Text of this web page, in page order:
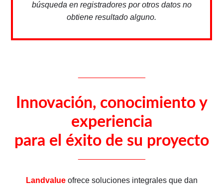
búsqueda en registradores por otros datos no
obtiene resultado alguno.
Innovación, conocimiento y
experiencia
para el éxito de su proyecto
Landvalue ofrece soluciones integrales que dan